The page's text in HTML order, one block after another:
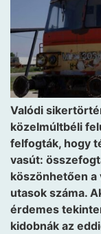
Valódi
közelmúltbéli
felfogták, hogy
vasút:
köszönhetően
utasok száma.
érdemes
kidobnák az